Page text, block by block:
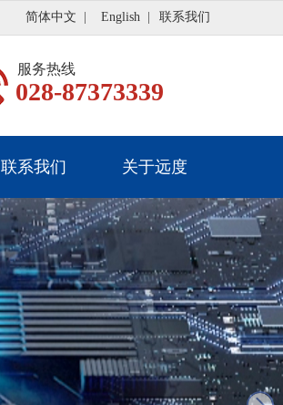
简体中文 English 联系我们
服务热线
028-87373339
联系我们 关于远度
next